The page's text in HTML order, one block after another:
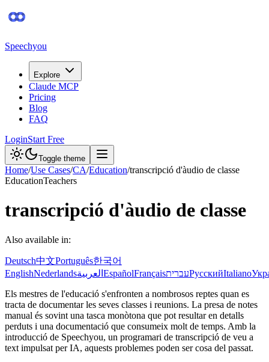
Speechyou
Explore
Claude MCP
Pricing
Blog
FAQ
LoginStart Free
Toggle theme
Home/Use Cases/CA/Education/transcripció d'àudio de classe
EducationTeachers
transcripció d'àudio de classe
Also available in:
Deutsch中文Português한국어
EnglishNederlandsالعربية EspañolFrançaisעבריתРусскийItaliano
Els mestres de l'educació s'enfronten a nombrosos reptes quan es
tracta de documentar les seves classes i reunions. La presa de notes
manual és sovint una tasca monòtona que pot resultar en detalls
perduts i una documentació que consumeix molt de temps. Amb la
introducció de Speechyou, un programari de transcripció de veu a
text impulsat per IA, aquests problemes poden ser cosa del passat.